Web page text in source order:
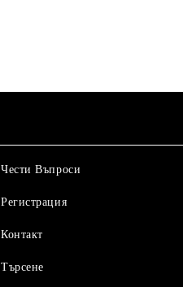
Чести Въпроси
Регистрация
Контакт
Търсене